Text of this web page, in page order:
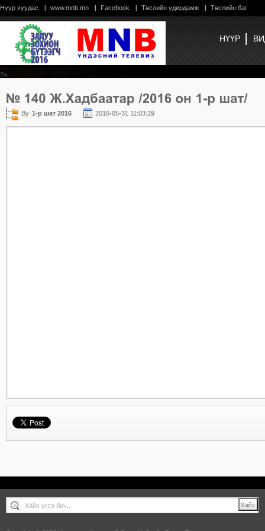
Нүүр хуудас www.mnb.mn Facebook Төслийн удирдамж Төслийн баг
НҮҮР
?>
By 1-р шат 2016 2016-05-31 11:03:29